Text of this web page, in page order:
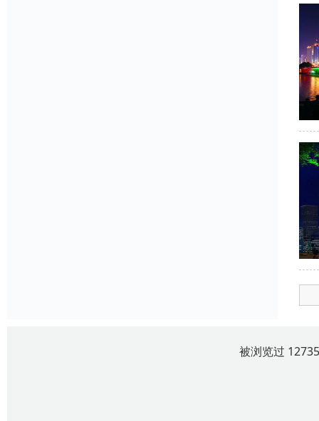
被浏览过